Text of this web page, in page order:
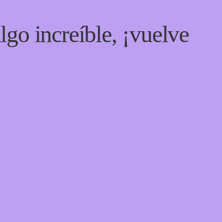
increíble, ¡vuelve